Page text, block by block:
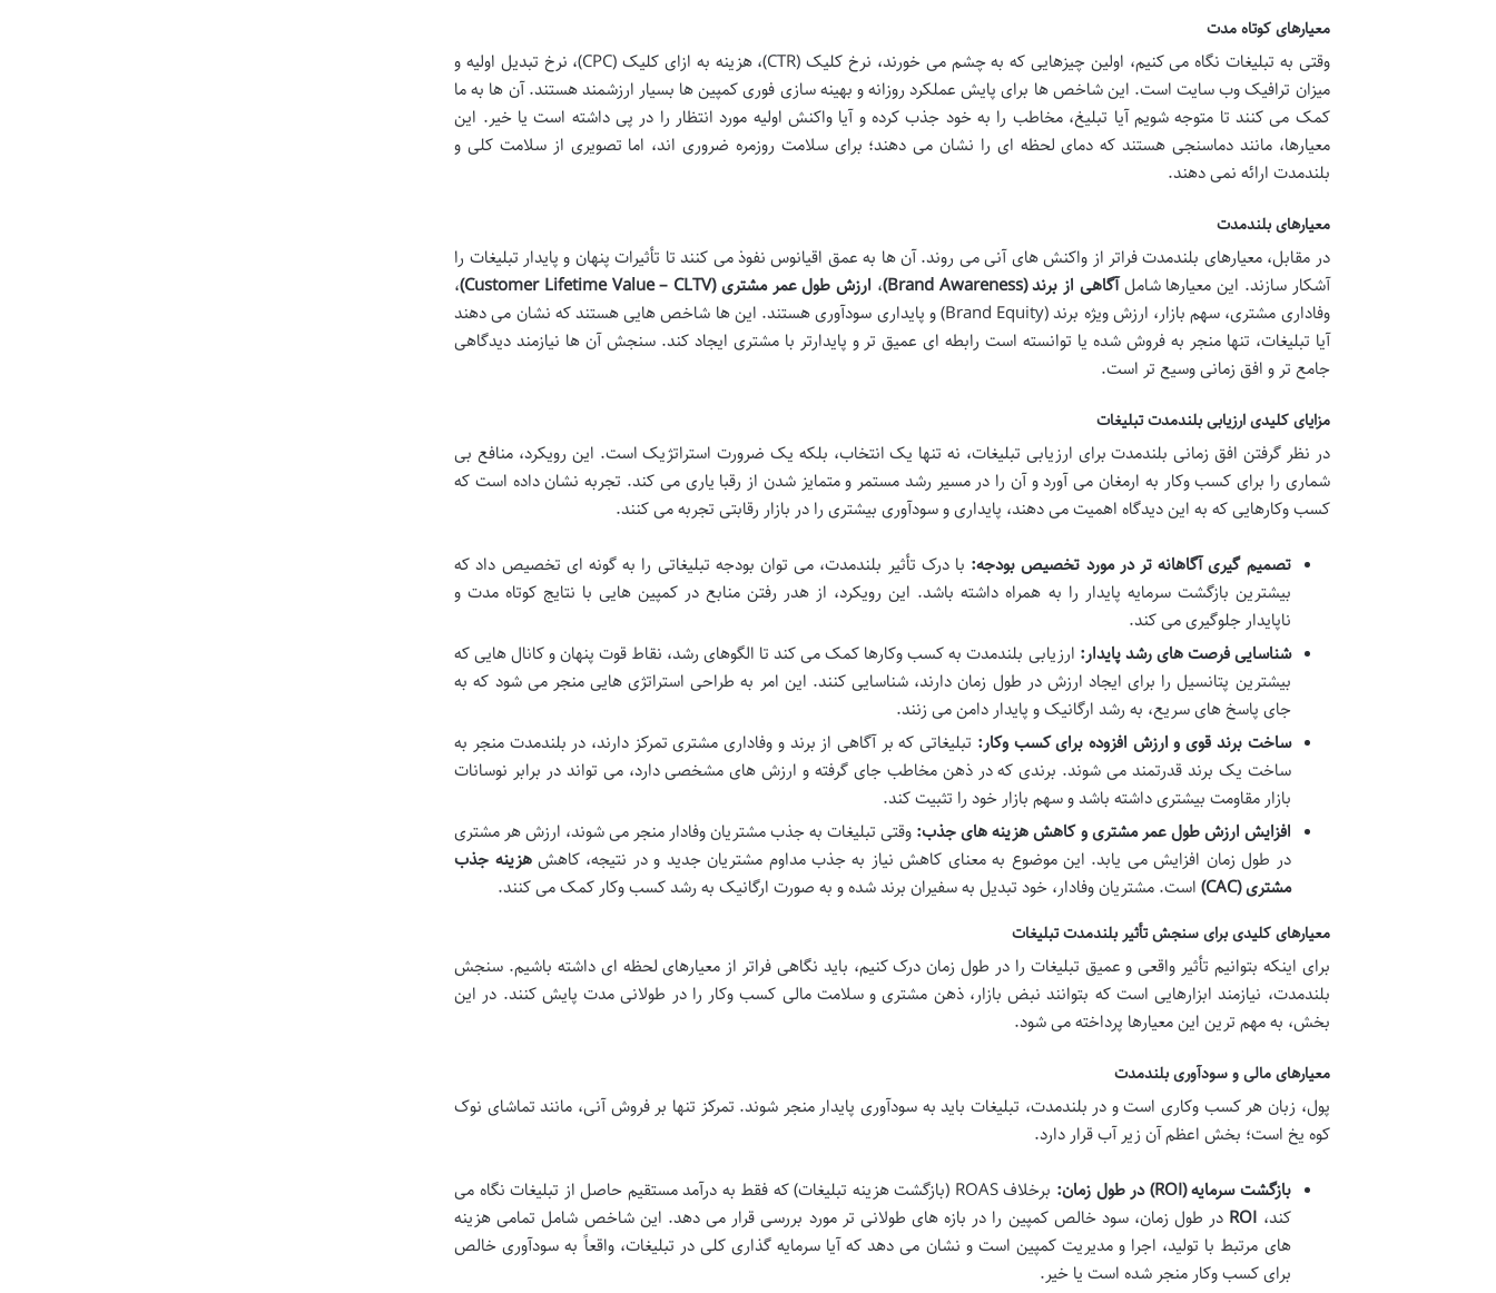
معیارهای کوتاه مدت
وقتی به تبلیغات نگاه می کنیم، اولین چیزهایی که به چشم می خورند، نرخ کلیک (CTR)، هزینه به ازای کلیک (CPC)، نرخ تبدیل اولیه و
میزان ترافیک وب سایت است. این شاخص ها برای پایش عملکرد روزانه و بهینه سازی فوری کمپین ها بسیار ارزشمند هستند. آن ها به ما
کمک می کنند تا متوجه شویم آیا تبلیغ، مخاطب را به خود جذب کرده و آیا واکنش اولیه مورد انتظار را در پی داشته است یا خیر. این
معیارها، مانند دماسنجی هستند که دمای لحظه ای را نشان می دهند؛ برای سلامت روزمره ضروری اند، اما تصویری از سلامت کلی و
بلندمدت ارائه نمی دهند.
معیارهای بلندمدت
در مقابل، معیارهای بلندمدت فراتر از واکنش های آنی می روند. آن ها به عمق اقیانوس نفوذ می کنند تا تأثیرات پنهان و پایدار تبلیغات را
آشکار سازند. این معیارها شاملآگاهی از برند (Brand Awareness) ، ارزش طول عمر مشتری (Customer Lifetime Value – CLTV)
،
وفاداری مشتری، سهم بازار، ارزش ویژه برند (Brand Equity) و پایداری سودآوری هستند. این ها شاخص هایی هستند که نشان می دهند
آیا تبلیغات، تنها منجر به فروش شده یا توانسته است رابطه ای عمیق تر و پایدارتر با مشتری ایجاد کند. سنجش آن ها نیازمند دیدگاهی
جامع تر و افق زمانی وسیع تر است.
مزایای کلیدی ارزیابی بلندمدت تبلیغات
در نظر گرفتن افق زمانی بلندمدت برای ارزیابی تبلیغات، نه تنها یک انتخاب، بلکه یک ضرورت استراتژیک است. این رویکرد، منافع بی
شماری را برای کسب وکار به ارمغان می آورد و آن را در مسیر رشد مستمر و متمایز شدن از رقبا یاری می کند. تجربه نشان داده است که
کسب وکارهایی که به این دیدگاه اهمیت می دهند، پایداری و سودآوری بیشتری را در بازار رقابتی تجربه می کنند.
تصمیم گیری آگاهانه تر در مورد تخصیص بودجه: با درک تأثیر بلندمدت، می توان بودجه تبلیغاتی را به گونه ای تخصیص داد که
بیشترین بازگشت سرمایه پایدار را به همراه داشته باشد. این رویکرد، از هدر رفتن منابع در کمپین هایی با نتایج کوتاه مدت و
ناپایدار جلوگیری می کند.
شناسایی فرصت های رشد پایدار: ارزیابی بلندمدت به کسب وکارها کمک می کند تا الگوهای رشد، نقاط قوت پنهان و کانال هایی که
بیشترین پتانسیل را برای ایجاد ارزش در طول زمان دارند، شناسایی کنند. این امر به طراحی استراتژی هایی منجر می شود که به
جای پاسخ های سریع، به رشد ارگانیک و پایدار دامن می زنند.
ساخت برند قوی و ارزش افزوده برای کسب وکار: تبلیغاتی که بر آگاهی از برند و وفاداری مشتری تمرکز دارند، در بلندمدت منجر به
ساخت یک برند قدرتمند می شوند. برندی که در ذهن مخاطب جای گرفته و ارزش های مشخصی دارد، می تواند در برابر نوسانات
بازار مقاومت بیشتری داشته باشد و سهم بازار خود را تثبیت کند.
افزایش ارزش طول عمر مشتری و کاهش هزینه های جذب: وقتی تبلیغات به جذب مشتریان وفادار منجر می شوند، ارزش هر مشتری
در طول زمان افزایش می یابد. این موضوع به معنای کاهش نیاز به جذب مداوم مشتریان جدید و در نتیجه، کاهشهزینه جذب
مشتری (CAC)
است. مشتریان وفادار، خود تبدیل به سفیران برند شده و به صورت ارگانیک به رشد کسب وکار کمک می کنند.
معیارهای کلیدی برای سنجش تأثیر بلندمدت تبلیغات
برای اینکه بتوانیم تأثیر واقعی و عمیق تبلیغات را در طول زمان درک کنیم، باید نگاهی فراتر از معیارهای لحظه ای داشته باشیم. سنجش
بلندمدت، نیازمند ابزارهایی است که بتوانند نبض بازار، ذهن مشتری و سلامت مالی کسب وکار را در طولانی مدت پایش کنند. در این
بخش، به مهم ترین این معیارها پرداخته می شود.
معیارهای مالی و سودآوری بلندمدت
پول، زبان هر کسب وکاری است و در بلندمدت، تبلیغات باید به سودآوری پایدار منجر شوند. تمرکز تنها بر فروش آنی، مانند تماشای نوک
کوه یخ است؛ بخش اعظم آن زیر آب قرار دارد.
بازگشت سرمایه (ROI) در طول زمان:
برخلاف ROAS (بازگشت هزینه تبلیغات) که فقط به درآمد مستقیم حاصل از تبلیغات نگاه می
کند، ROI در طول زمان، سود خالص کمپین را در بازه های طولانی تر مورد بررسی قرار می دهد. این شاخص شامل تمامی هزینه
های مرتبط با تولید، اجرا و مدیریت کمپین است و نشان می دهد که آیا سرمایه گذاری کلی در تبلیغات، واقعاً به سودآوری خالص
برای کسب وکار منجر شده است یا خیر.